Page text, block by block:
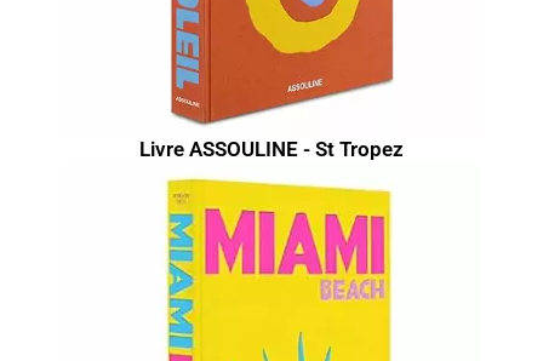
Livre ASSOULINE - St Tropez